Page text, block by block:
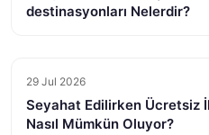
destinasyonları Nelerdir?
29 Jul 2026
Seyahat Edilirken Ücretsiz
Nasıl Mümkün Oluyor?